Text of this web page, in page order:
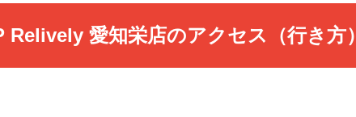
愛知栄店のアクセス（行き方）